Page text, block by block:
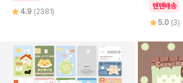
4.9 (2381)
텐텐배송
5.0 (3)